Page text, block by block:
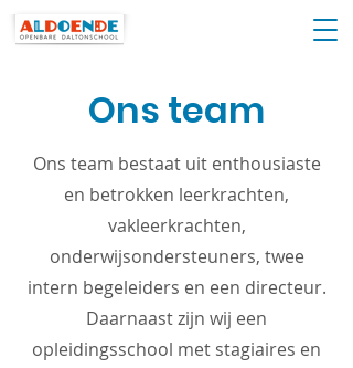
Ons team
Ons team bestaat uit enthousiaste
en betrokken leerkrachten,
vakleerkrachten,
onderwijsondersteuners, twee
intern begeleiders en een directeur.
Daarnaast zijn wij een
opleidingsschool met stagiaires en